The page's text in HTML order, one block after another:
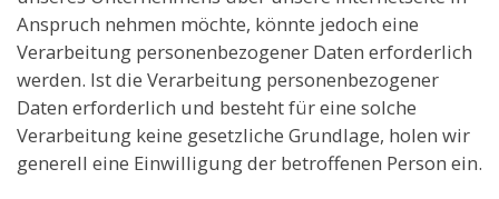
Anspruch nehmen möchte, könnte jedoch eine
Verarbeitung personenbezogener Daten erforderlich
werden. Ist die Verarbeitung personenbezogener
Daten erforderlich und besteht für eine solche
Verarbeitung keine gesetzliche Grundlage, holen wir
generell eine Einwilligung der betroffenen Person ein.